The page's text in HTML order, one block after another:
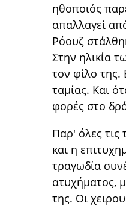
ηθοποιός
απαλλαγεί
Ρόουζ
Στην ηλικία
τον φίλο της.
ταμίας. Και
φορές στο
Παρ' όλες τις
και η
τραγωδία
ατυχήματος,
της. Οι